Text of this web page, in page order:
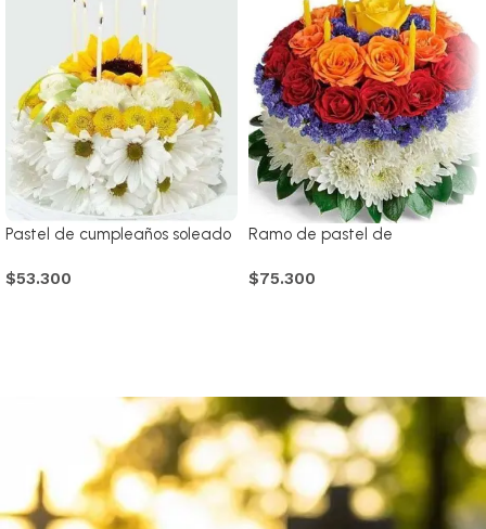
Pastel de cumpleaños soleado
$53.300
Ramo de pastel de
$75.300